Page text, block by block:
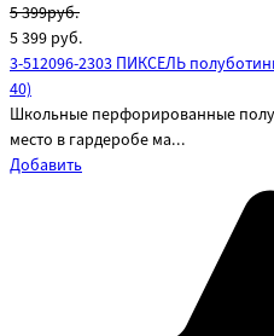
5 399руб.
5 399 руб.
3-512096-2303 ПИКСЕЛЬ
40)
Школьные перфорированные
место в гардеробе ма...
Добавить